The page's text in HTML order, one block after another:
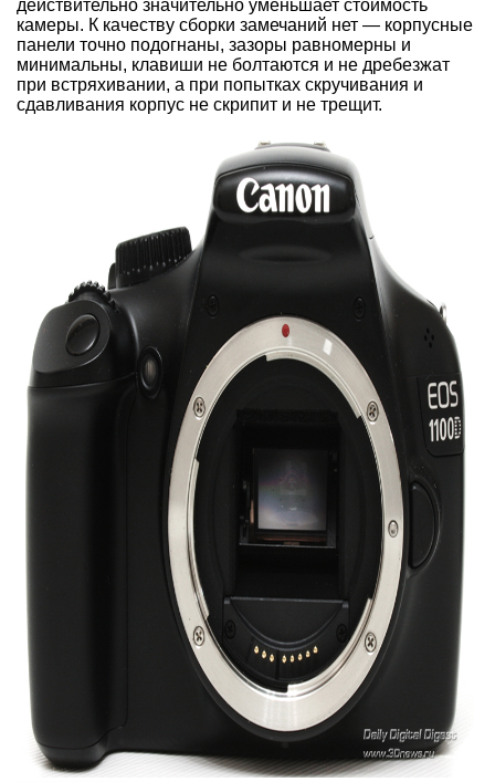
действительно значительно уменьшает стоимость
камеры. К качеству сборки замечаний нет — корпусные
панели точно подогнаны, зазоры равномерны и
минимальны, клавиши не болтаются и не дребезжат
при встряхивании, а при попытках скручивания и
сдавливания корпус не скрипит и не трещит.